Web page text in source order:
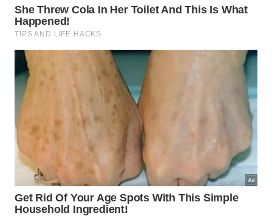
4-Bianca Dias Carvalho
11 botânicos entram em campo. O talento brasileiro
é o titular da vez, ele dá aquele toque ousado,
encontra o equilíbrio perfeito e traz o sabor de
campeão que o Brasil conhece como ninguém.